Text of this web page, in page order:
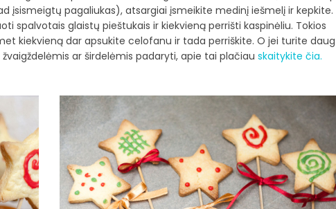
įsismeigtų pagaliukas), atsargiai įsmeikite medinį iešmelį ir kepkite.
spalvotais glaistų pieštukais ir kiekvieną perrišti kaspinėliu. Tokios
kiekvieną dar apsukite celofanu ir tada perriškite. O jei turite daug
ar širdelėmis padaryti, apie tai plačiau skaitykite čia.